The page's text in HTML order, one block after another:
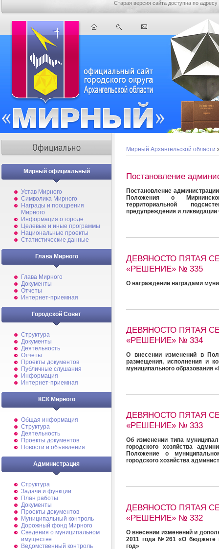
Старая версия сайта доступна по адресу
Мирный официальный
Устав Мирного
Символика Мирного
Награды и поощрения
Мирного
Информация о городе
Целевые и иные программы
Национальные проекты
Статистические данные
Глава Мирного
Глава Мирного
Документы
Отчеты
Интернет-приемная
Городской Совет
Структура
Документы
Деятельность
Отчеты
Проекты документов
Публичные слушания
Информация
Интернет-приемная
КСК Мирного
Общая информация
Структура
Деятельность
Проекты документов
Новости и объявления
Администрация
Структура
Задачи и функции
План работы
Документы
Проекты документов
Муниципальный контроль
Дорожный фонд Мирного
Cведения о муниципальном
имуществе
Ведомственный контроль
Мирный Архангельской области
Постановление
Постановление
Положения о
территориальной
предупреждения и
ДЕВЯНОСТО ПЯТАЯ
«РЕШЕНИЕ» № 335
О награждении наградами
ДЕВЯНОСТО ПЯТАЯ
«РЕШЕНИЕ» № 334
О внесении изменений в
размещения, исполнения и
муниципального образования
ДЕВЯНОСТО ПЯТАЯ
«РЕШЕНИЕ» № 333
Об изменении типа
городского хозяйства
Положение о
городского хозяйства
ДЕВЯНОСТО ПЯТАЯ
«РЕШЕНИЕ» № 332
О внесении изменений и
2011 года №261 «О бюджете
год»